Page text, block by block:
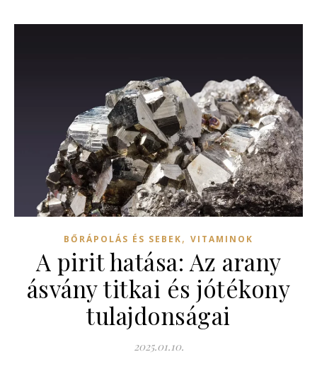
BŐRÁPOLÁS ÉS SEBEK, VITAMINOK
A pirit hatása: Az arany
ásvány titkai és jótékony
tulajdonságai
2025.01.10.